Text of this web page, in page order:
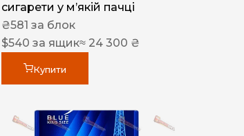
сигарети у м’якій пачці
₴581 за блок
$540 за ящик≈ 24 300 ₴
Купити